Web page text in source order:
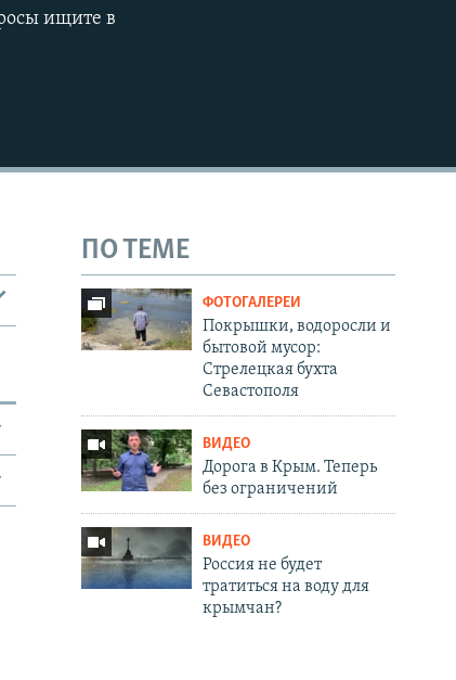
ищите в
ПО ТЕМЕ
ФОТОГАЛЕРЕИ
Покрышки, водоросли и
бытовой мусор:
Стрелецкая бухта
Севастополя
ВИДЕО
Дорога в Крым. Теперь
без ограничений
ВИДЕО
Россия не будет
тратиться на воду для
крымчан?